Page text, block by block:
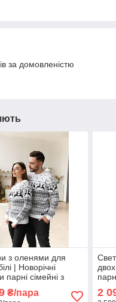
за домовленістю
з оленями для
| Новорічні
парні сімейні з
₴/пара 2